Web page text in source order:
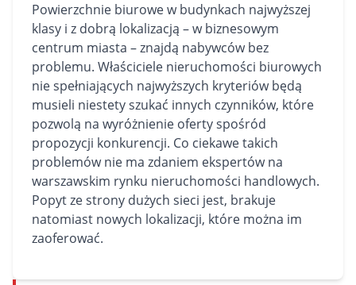
Powierzchnie biurowe w budynkach najwyższej
klasy i z dobrą lokalizacją – w biznesowym
centrum miasta – znajdą nabywców bez
problemu. Właściciele nieruchomości biurowych
nie spełniających najwyższych kryteriów będą
musieli niestety szukać innych czynników, które
pozwolą na wyróżnienie oferty spośród
propozycji konkurencji. Co ciekawe takich
problemów nie ma zdaniem ekspertów na
warszawskim rynku nieruchomości handlowych.
Popyt ze strony dużych sieci jest, brakuje
natomiast nowych lokalizacji, które można im
zaoferować.